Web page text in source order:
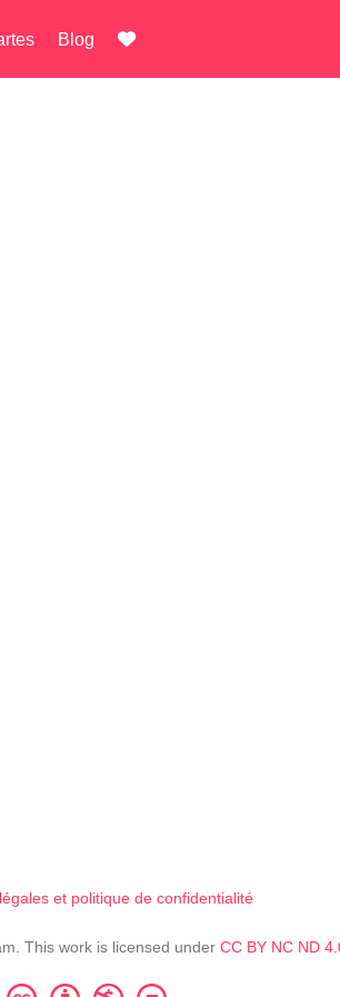
Blog
et politique de confidentialité
This work is licensed under CC BY NC ND